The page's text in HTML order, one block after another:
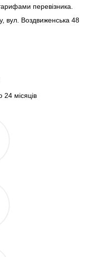
перевізника.
вул. Воздвиженська 48
24 місяців